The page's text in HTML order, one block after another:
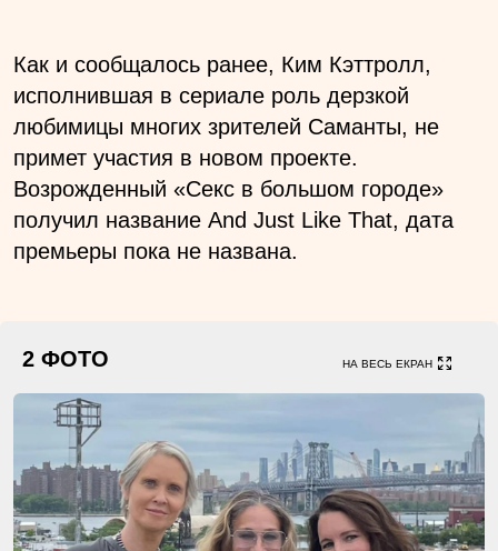
Как и сообщалось ранее, Ким Кэттролл,
исполнившая в сериале роль дерзкой
любимицы многих зрителей Саманты, не
примет участия в новом проекте.
Возрожденный «Секс в большом городе»
получил название And Just Like That, дата
премьеры пока не названа.
2 ФОТО НА ВЕСЬ ЕКРАН